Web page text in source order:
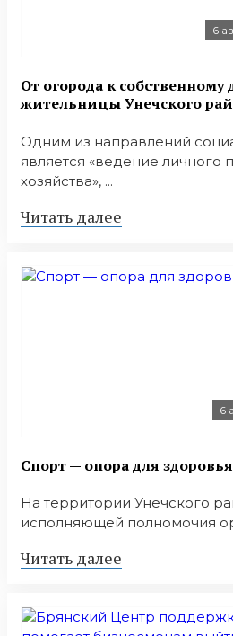
6
От огорода к собственному
жительницы Унечского
Одним из направлений
является «ведение личного
хозяйства», ...
Читать далее
6
Спорт — опора для
На территории Унечского
исполняющей полномочия
Читать далее